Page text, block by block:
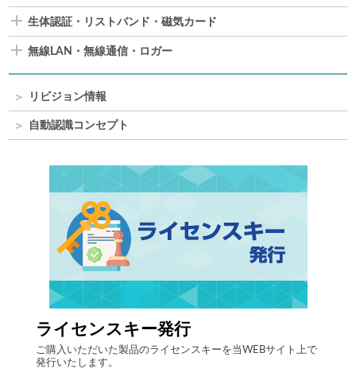
生体認証・リストバンド・磁気カード
無線LAN・無線通信・ロガー
リビジョン情報
自動認識コンセプト
ライセンスキー発行
ご購入いただいた製品のライセンスキーを当WEBサイト上で
発行いたします。